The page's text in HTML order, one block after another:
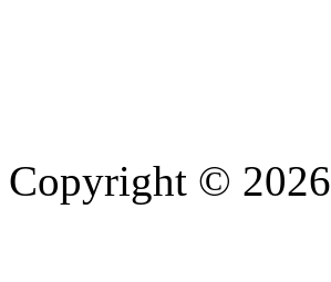
Copyright © 2026